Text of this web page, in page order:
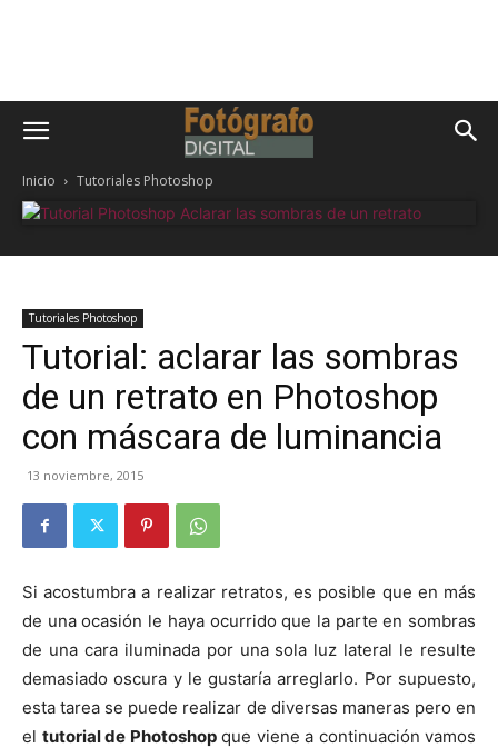
Inicio Tutoriales Photoshop
Tutoriales Photoshop
Tutorial: aclarar las sombras
de un retrato en Photoshop
con máscara de luminancia
13 noviembre, 2015
Si acostumbra a realizar retratos, es posible que en más
de una ocasión le haya ocurrido que la parte en sombras
de una cara iluminada por una sola luz lateral le resulte
demasiado oscura y le gustaría arreglarlo. Por supuesto,
esta tarea se puede realizar de diversas maneras pero en
el tutorial de Photoshopque viene a continuación vamos